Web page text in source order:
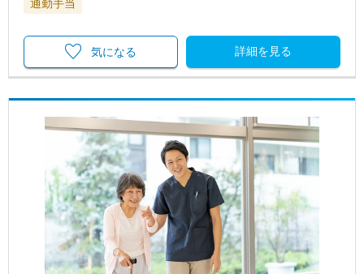
通勤手当
詳細を見る
気になる